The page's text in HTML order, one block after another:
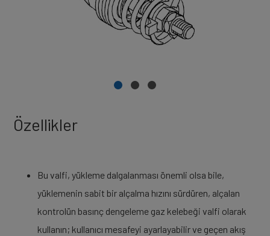
Özellikler
Bu valfi, yükleme dalgalanması önemli olsa bile,
yüklemenin sabit bir alçalma hızını sürdüren, alçalan
kontrolün basınç dengeleme gaz kelebeği valfi olarak
kullanın; kullanıcı mesafeyi ayarlayabilir ve geçen akış